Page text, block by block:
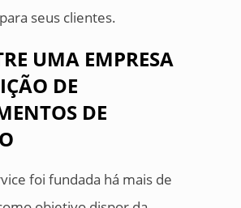
seus clientes.
UMA EMPRESA
DE
DE
foi fundada há mais de